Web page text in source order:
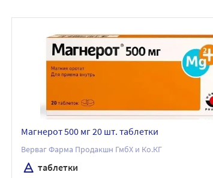
Магнерот 500 мг 20 шт. таблетки
Верваг Фарма Продакшн ГмбХ и Ко.КГ
таблетки